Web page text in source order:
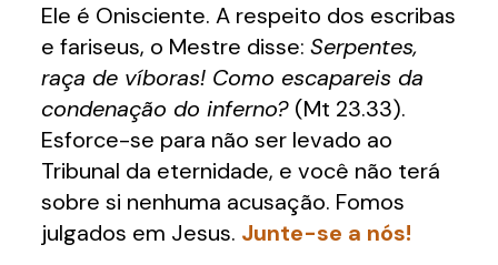
Ele é Onisciente. A respeito dos escribas
e fariseus, o Mestre disse: Serpentes,
raça de víboras! Como escapareis da
condenação do inferno?(Mt 23.33).
Esforce-se para não ser levado ao
Tribunal da eternidade, e você não terá
sobre si nenhuma acusação. Fomos
julgados em Jesus. Junte-se a nós!